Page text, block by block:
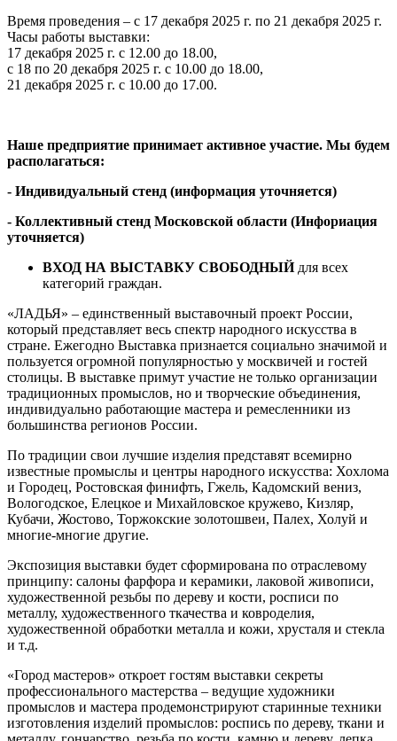
Время проведения – с 17 декабря 2025 г. по 21 декабря 2025 г.
Часы работы выставки:
17 декабря 2025 г. с 12.00 до 18.00,
с 18 по 20 декабря 2025 г. с 10.00 до 18.00,
21 декабря 2025 г. с 10.00 до 17.00.
Наше предприятие принимает активное участие. Мы будем
располагаться:
- Индивидуальный стенд (информация уточняется)
- Коллективный стенд Московской области (Инфориация
уточняется)
ВХОД НА ВЫСТАВКУ СВОБОДНЫЙдля всех
категорий граждан.
«ЛАДЬЯ» – единственный выставочный проект России,
который представляет весь спектр народного искусства в
стране. Ежегодно Выставка признается социально значимой и
пользуется огромной популярностью у москвичей и гостей
столицы. В выставке примут участие не только организации
традиционных промыслов, но и творческие объединения,
индивидуально работающие мастера и ремесленники из
большинства регионов России.
По традиции свои лучшие изделия представят всемирно
известные промыслы и центры народного искусства: Хохлома
и Городец, Ростовская финифть, Гжель, Кадомский вениз,
Вологодское, Елецкое и Михайловское кружево, Кизляр,
Кубачи, Жостово, Торжокские золотошвеи, Палех, Холуй и
многие-многие другие.
Экспозиция выставки будет сформирована по отраслевому
принципу: салоны фарфора и керамики, лаковой живописи,
художественной резьбы по дереву и кости, росписи по
металлу, художественного ткачества и ковроделия,
художественной обработки металла и кожи, хрусталя и стекла
и т.д.
«Город мастеров» откроет гостям выставки секреты
профессионального мастерства – ведущие художники
промыслов и мастера продемонстрируют старинные техники
изготовления изделий промыслов: роспись по дереву, ткани и